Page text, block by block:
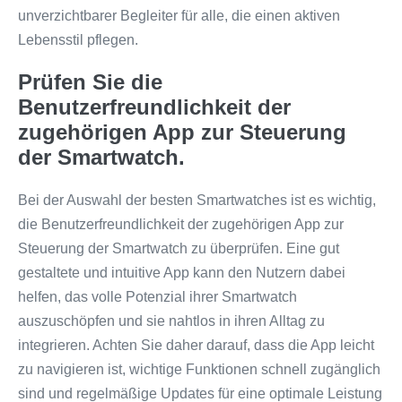
unverzichtbarer Begleiter für alle, die einen aktiven
Lebensstil pflegen.
Prüfen Sie die
Benutzerfreundlichkeit der
zugehörigen App zur Steuerung
der Smartwatch.
Bei der Auswahl der besten Smartwatches ist es wichtig,
die Benutzerfreundlichkeit der zugehörigen App zur
Steuerung der Smartwatch zu überprüfen. Eine gut
gestaltete und intuitive App kann den Nutzern dabei
helfen, das volle Potenzial ihrer Smartwatch
auszuschöpfen und sie nahtlos in ihren Alltag zu
integrieren. Achten Sie daher darauf, dass die App leicht
zu navigieren ist, wichtige Funktionen schnell zugänglich
sind und regelmäßige Updates für eine optimale Leistung